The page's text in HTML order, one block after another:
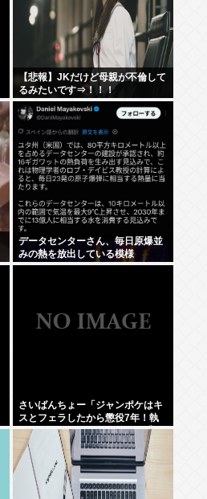
【悲報】JKだけど母親が不倫して
るみたいです⇒！！！
データセンターさん、毎日原爆並
みの熱を放出している模様
さいばんちょー「ジャンポケはキ
スとフェラしたから懲役7年！執
行猶予なし！」←殺人並みに重く
て草